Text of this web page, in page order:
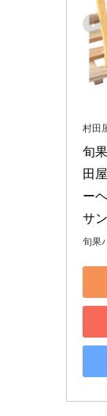
村田
旬
田
ー
サ
旬果